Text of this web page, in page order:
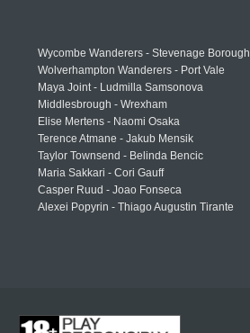
Wycombe Wanderers - Stevenage Borough
Wolverhampton Wanderers - Port Vale
Maya Joint - Ludmilla Samsonova
Middlesbrough - Wrexham
Elise Mertens - Naomi Osaka
Terence Atmane - Jakub Mensik
Taylor Townsend - Belinda Bencic
Maria Sakkari - Cori Gauff
Casper Ruud - Joao Fonseca
Alexei Popyrin - Thiago Augustin Tirante